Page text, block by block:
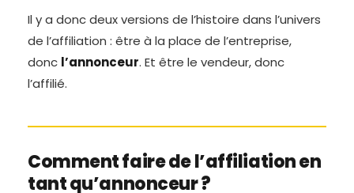
Il y a donc deux versions de l’histoire dans l’univers
de l’affiliation : être à la place de l’entreprise,
donc l’annonceur. Et être le vendeur, donc
l’affilié.
Comment faire de l’affiliation en
tant qu’annonceur ?